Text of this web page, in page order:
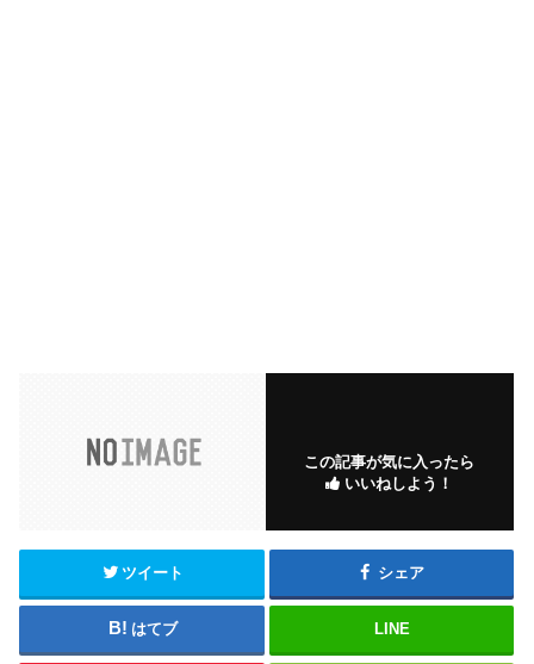
この記事が気に入ったら
いいねしよう！
ツイート シェア
はてブ LINE